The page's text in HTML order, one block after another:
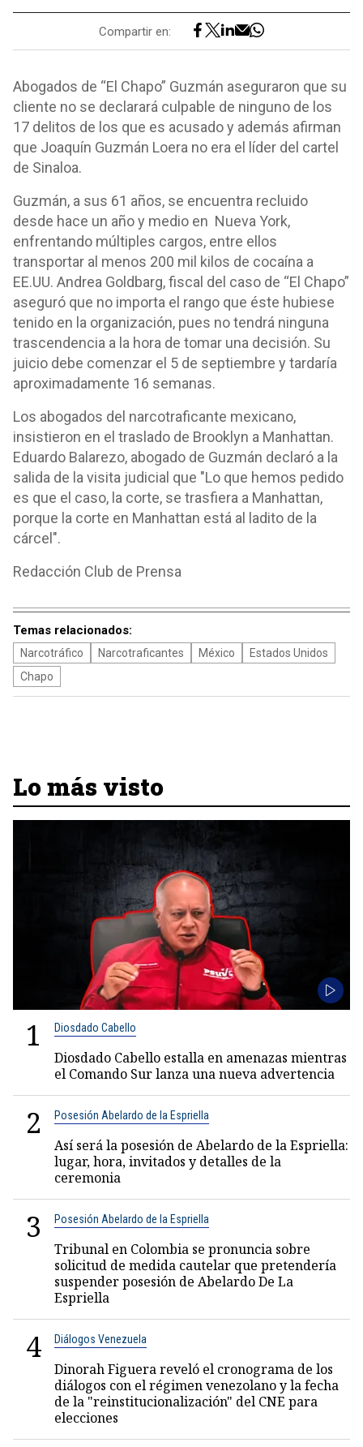
Compartir en:
Abogados de “El Chapo” Guzmán aseguraron que su
cliente no se declarará culpable de ninguno de los
17 delitos de los que es acusado y además afirman
que Joaquín Guzmán Loera no era el líder del cartel
de Sinaloa.
Guzmán, a sus 61 años, se encuentra recluido
desde hace un año y medio en Nueva York,
enfrentando múltiples cargos, entre ellos
transportar al menos 200 mil kilos de cocaína a
EE.UU. Andrea Goldbarg, fiscal del caso de “El Chapo”
aseguró que no importa el rango que éste hubiese
tenido en la organización, pues no tendrá ninguna
trascendencia a la hora de tomar una decisión. Su
juicio debe comenzar el 5 de septiembre y tardaría
aproximadamente 16 semanas.
Los abogados del narcotraficante mexicano,
insistieron en el traslado de Brooklyn a Manhattan.
Eduardo Balarezo, abogado de Guzmán declaró a la
salida de la visita judicial que "Lo que hemos pedido
es que el caso, la corte, se trasfiera a Manhattan,
porque la corte en Manhattan está al ladito de la
cárcel".
Redacción Club de Prensa
Temas relacionados:
Narcotráfico Narcotraficantes México
Estados Unidos
Chapo
Lo más visto
1 Diosdado Cabello
Diosdado Cabello estalla en amenazas mientras
el Comando Sur lanza una nueva advertencia
2 Posesión Abelardo de la Espriella
Así será la posesión de Abelardo de la Espriella:
lugar, hora, invitados y detalles de la
ceremonia
3 Posesión Abelardo de la Espriella
Tribunal en Colombia se pronuncia sobre
solicitud de medida cautelar que pretendería
suspender posesión de Abelardo De La
Espriella
4 Diálogos Venezuela
Dinorah Figuera reveló el cronograma de los
diálogos con el régimen venezolano y la fecha
de la "reinstitucionalización" del CNE para
elecciones